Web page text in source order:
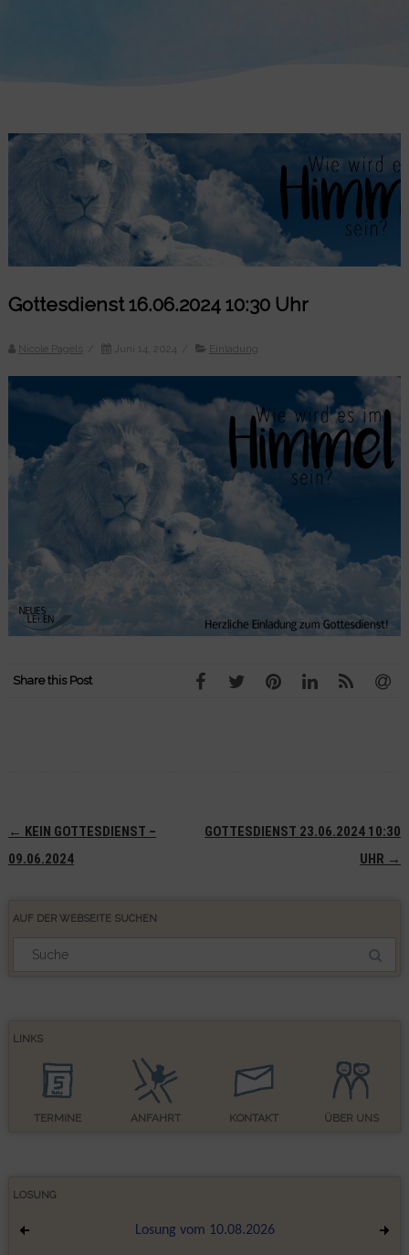
Gottesdienst 16.06.2024 10:30 Uhr
Nicole Pagels Juni 14, 2024 Einladung
Share this Post
Navigation
(Beiträge)
← KEIN GOTTESDIENST –
09.06.2024
GOTTESDIENST 23.06.2024 10:30
UHR →
AUF DER WEBSEITE SUCHEN
LINKS
TERMINE ANFAHRT KONTAKT ÜBER UNS
LOSUNG